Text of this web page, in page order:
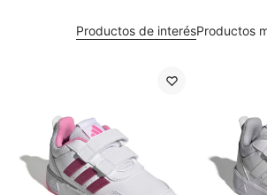
Productos de interésProductos